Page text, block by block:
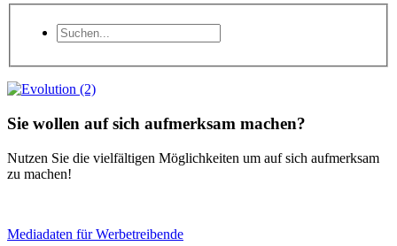
Sie wollen auf sich aufmerksam machen?
Nutzen Sie die vielfältigen Möglichkeiten um auf sich aufmerksam
zu machen!
Mediadaten für Werbetreibende